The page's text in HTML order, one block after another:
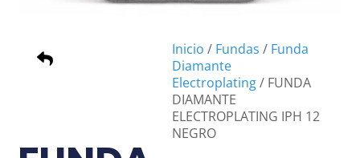
Inicio / Fundas / Funda
Diamante
Electroplating/ FUNDA
DIAMANTE
ELECTROPLATING IPH 12
NEGRO